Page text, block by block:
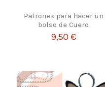
Patrones para hacer un
bolso de Cuero
9,50 €